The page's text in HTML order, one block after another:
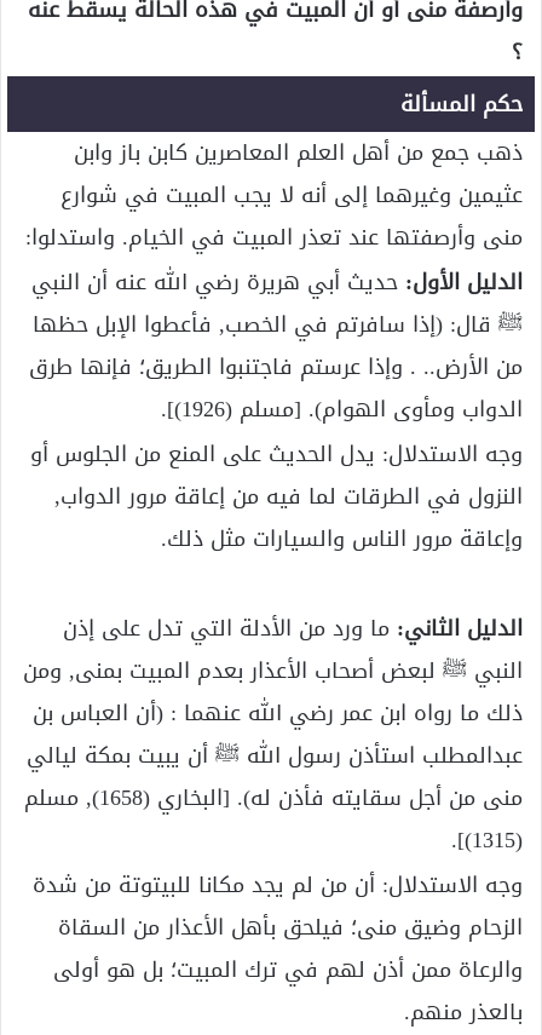
وأرصفة منى أو أن المبيت في هذه الحالة يسقط عنه
؟
حكم المسألة
ذهب جمع من أهل العلم المعاصرين كابن باز وابن
عثيمين وغيرهما إلى أنه لا يجب المبيت في شوارع
منى وأرصفتها عند تعذر المبيت في الخيام. واستدلوا:
الدليل الأول: حديث أبي هريرة رضي الله عنه أن النبي
ﷺ قال: (إذا سافرتم في الخصب, فأعطوا الإبل حظها
من الأرض.. . وإذا عرستم فاجتنبوا الطريق؛ فإنها طرق
الدواب ومأوى الهوام). [مسلم (1926)].
وجه الاستدلال: يدل الحديث على المنع من الجلوس أو
النزول في الطرقات لما فيه من إعاقة مرور الدواب,
وإعاقة مرور الناس والسيارات مثل ذلك.
الدليل الثاني: ما ورد من الأدلة التي تدل على إذن
النبي ﷺ لبعض أصحاب الأعذار بعدم المبيت بمنى, ومن
ذلك ما رواه ابن عمر رضي الله عنهما : (أن العباس بن
عبدالمطلب استأذن رسول الله ﷺ أن يبيت بمكة ليالي
منى من أجل سقايته فأذن له). [البخاري (1658), مسلم
(1315)].
وجه الاستدلال: أن من لم يجد مكانا للبيتوتة من شدة
الزحام وضيق منى؛ فيلحق بأهل الأعذار من السقاة
والرعاة ممن أذن لهم في ترك المبيت؛ بل هو أولى
بالعذر منهم.